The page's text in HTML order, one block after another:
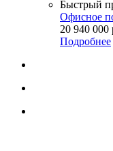
Быстрый
Офисное
20 940 000
Подробнее